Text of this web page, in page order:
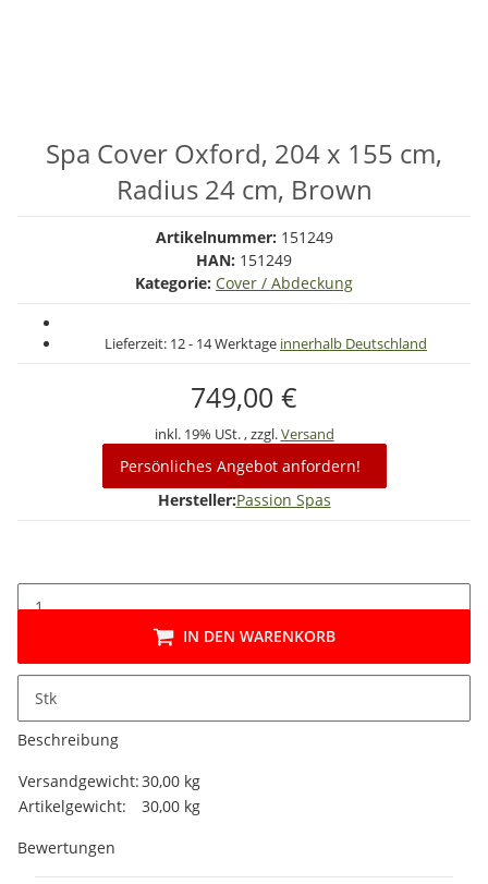
Spa Cover Oxford, 204 x 155 cm,
Radius 24 cm, Brown
Artikelnummer: 151249
HAN: 151249
Kategorie: Cover / Abdeckung
Lieferzeit: 12 - 14 Werktage innerhalb Deutschland
749,00 €
inkl. 19% USt. , zzgl.Versand
Persönliches Angebot anfordern!
Hersteller:Passion Spas
Stk
IN DEN WARENKORB
Beschreibung
Produkteigenschaft
Wert
Versandgewicht:30,00 kg
Artikelgewicht:
30,00 kg
Bewertungen